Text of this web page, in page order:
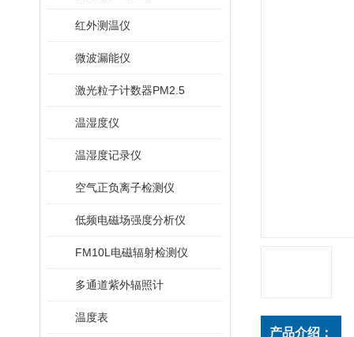
红外测温仪
微波漏能仪
激光粒子计数器PM2.5
温湿度仪
温湿度记录仪
空气正负离子检测仪
低频电磁场强度分析仪
FM10L电磁辐射检测仪
多通道紫外辐照计
温度表
产品介绍：